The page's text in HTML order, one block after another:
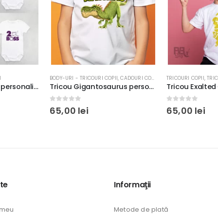
TRICOURI COPII
Tricou Gigantosaurus personalizat cu nume, bumbac 100%, regular fit, imprimeu rezistent la spălări, culoare alb/negru
TRICOURI COPII,TRICOURI GAMING
out of 5
65,00lei
BODY-URI -
out of 5
65,00lei
Informaţii
Metode de plată